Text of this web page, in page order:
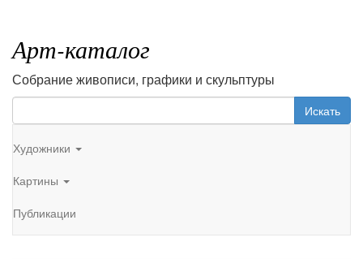
Арт-каталог
Собрание живописи, графики и скульптуры
Искать
Художники
Картины
Публикации